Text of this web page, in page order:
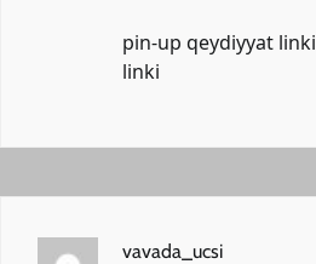
pin-up qeydiyyat linki
linki
vavada_ucsi